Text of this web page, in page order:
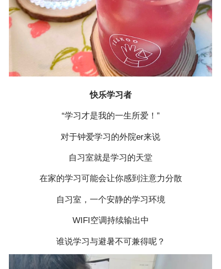
快乐学习者
“学习才是我的一生所爱！”
对于钟爱学习的外院er来说
自习室就是学习的天堂
在家的学习可能会让你感到注意力分散
自习室，一个安静的学习环境
WIFI空调持续输出中
谁说学习与避暑不可兼得呢？